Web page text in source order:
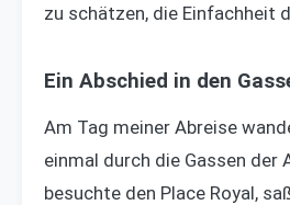
zu schätzen, die Einfachheit
Ein Abschied in den
Am Tag meiner Abreise
einmal durch die Gassen der
besuchte den Place Royal,